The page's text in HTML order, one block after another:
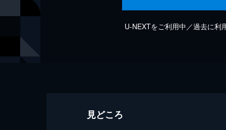
U-NEXTをご利用中／過去に利
見どころ